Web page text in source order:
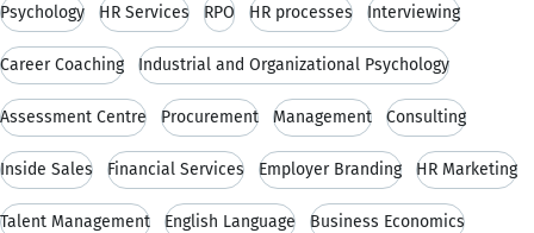
Psychology HR Services RPO HR processes Interviewing
Career Coaching Industrial and Organizational Psychology
Assessment Centre Procurement Management Consulting
Inside Sales Financial Services Employer Branding HR Marketing
Talent Management English Language Business Economics